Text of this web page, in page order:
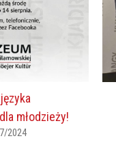
młodzieży!
2024